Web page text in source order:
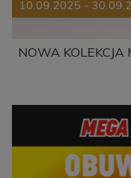
10.09.2025 -
NOWA KOLEKCJA